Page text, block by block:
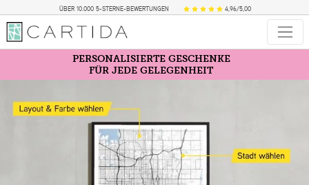
ÜBER 10.000 5-STERNE-BEWERTUNGEN 4,96/5,00
PERSONALISIERTE GESCHENKE
FÜR JEDE GELEGENHEIT